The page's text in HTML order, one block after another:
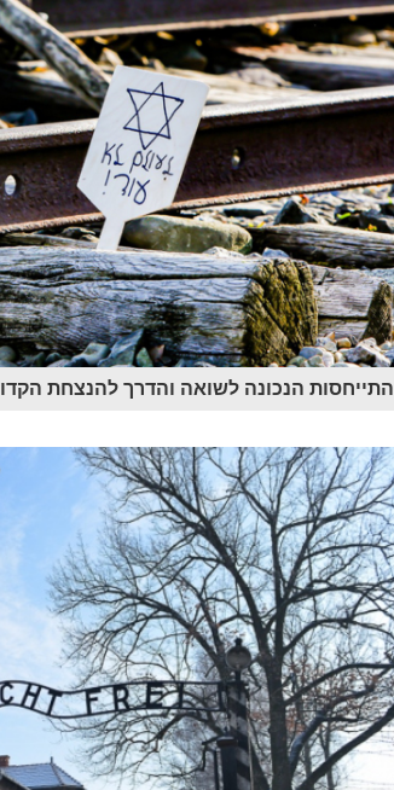
התייחסות הנכונה לשואה והדרך להנצחת